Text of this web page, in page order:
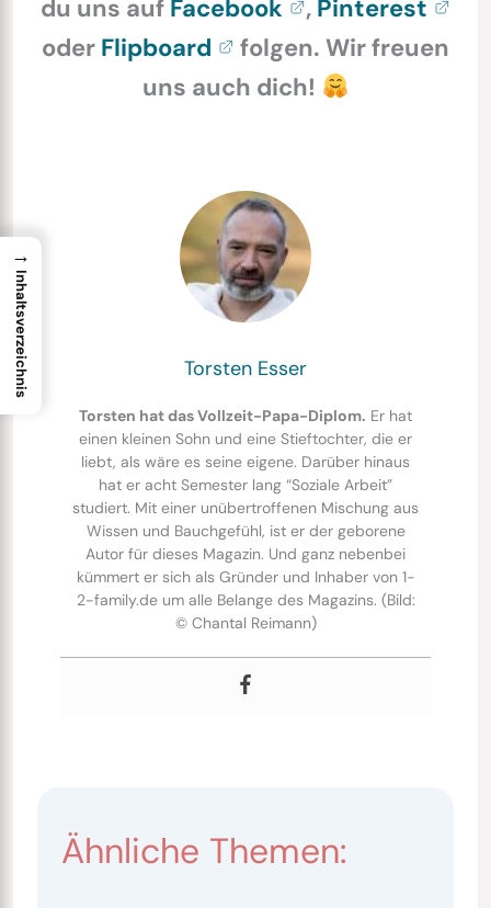
du uns auf Facebook , Pinterest
oder Flipboard
folgen. Wir freuen
uns auch dich!
Torsten Esser
Torsten hat das Vollzeit-Papa-Diplom. Er hat
einen kleinen Sohn und eine Stieftochter, die er
liebt, als wäre es seine eigene. Darüber hinaus
hat er acht Semester lang “Soziale Arbeit”
studiert. Mit einer unübertroffenen Mischung aus
Wissen und Bauchgefühl, ist er der geborene
Autor für dieses Magazin. Und ganz nebenbei
kümmert er sich als Gründer und Inhaber von 1-
2-family.de um alle Belange des Magazins. (Bild:
© Chantal Reimann)
Ähnliche Themen:
→
Inhaltsverzeichnis